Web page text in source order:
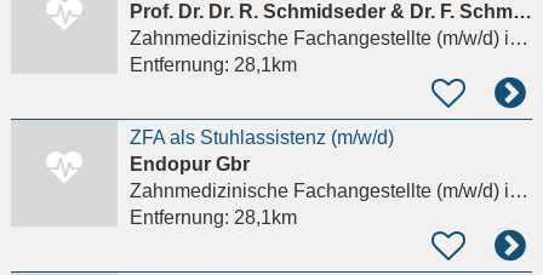
Prof. Dr. Dr. R. Schmidseder & Dr. F. Schmidseder
Zahnmedizinische Fachangestellte (m/w/d)in Frankfurt am Main
Entfernung: 28,1km
ZFA als Stuhlassistenz (m/w/d)
Endopur Gbr
Zahnmedizinische Fachangestellte (m/w/d)in Frankfurt am Main
Entfernung: 28,1km